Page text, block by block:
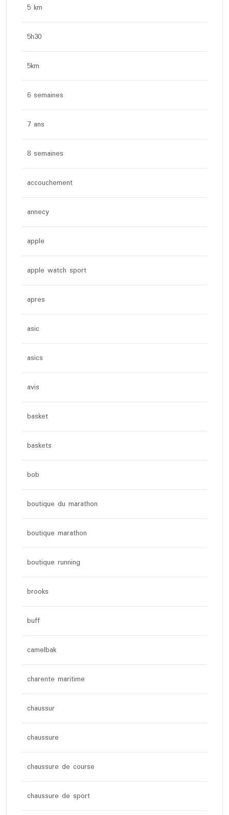
5 km
5h30
5km
6 semaines
7 ans
8 semaines
accouchement
annecy
apple
apple watch sport
apres
asic
asics
avis
basket
baskets
bob
boutique du marathon
boutique marathon
boutique running
brooks
buff
camelbak
charente maritime
chaussur
chaussure
chaussure de course
chaussure de sport